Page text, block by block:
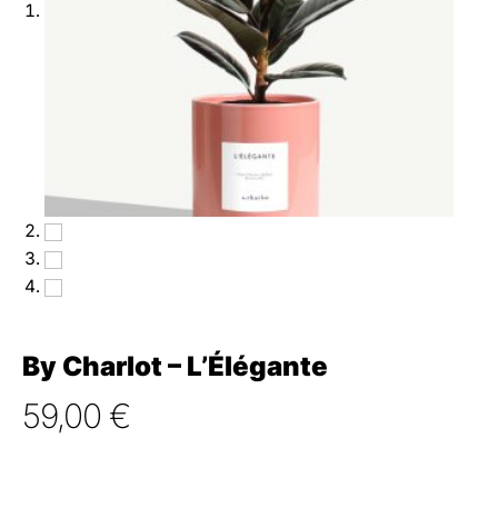
By Charlot – L’Élégante
59,00 €